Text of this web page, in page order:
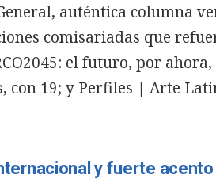
auténtica columna
comisariadas que
el futuro, por ahora,
con 19; y Perfiles | Arte
y fuerte